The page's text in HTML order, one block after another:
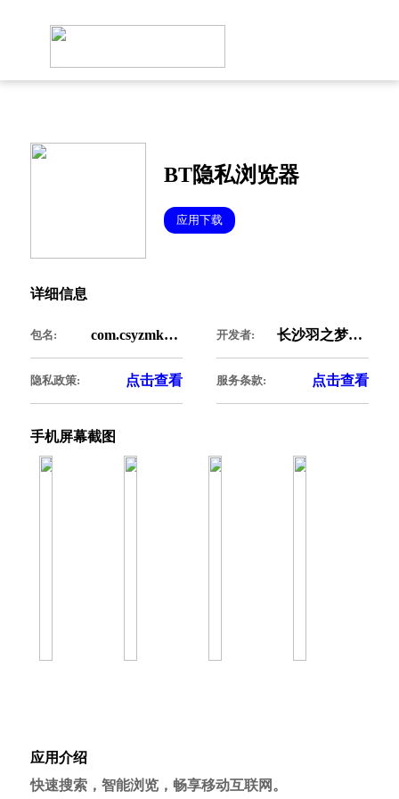
BT隐私浏览器
应用下载
详细信息
包名: com.csyzmkj.csbrowser
隐私政策: 点击查看
开发者: 长沙羽之梦科技有限公司
服务条款: 点击查看
手机屏幕截图
应用介绍
快速搜索，智能浏览，畅享移动互联网。